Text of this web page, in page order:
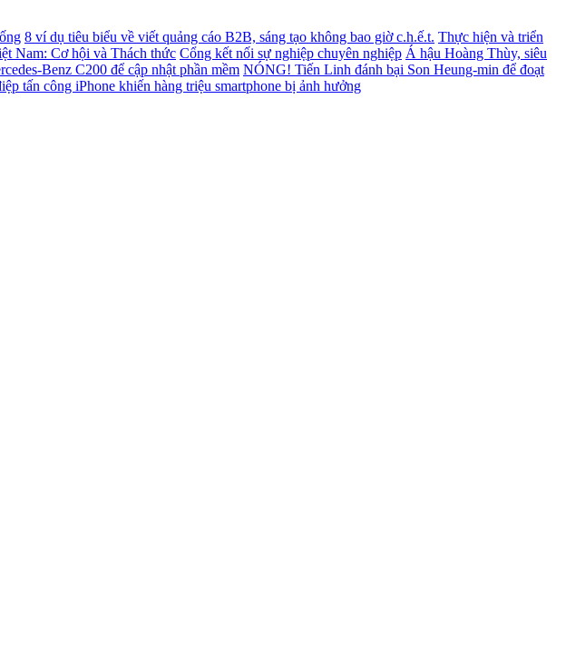
8 ví dụ tiêu biểu về viết quảng cáo B2B, sáng tạo không bao giờ c.h.ế.t. Thực hiện và triển
Nam: Cơ hội và Thách thức Cổng kết nối sự nghiệp chuyên nghiệp Á hậu Hoàng Thùy, siêu
Benz C200 để cập nhật phần mềm NÓNG! Tiến Linh đánh bại Son Heung-min để đoạt
tấn công iPhone khiến hàng triệu smartphone bị ảnh hưởng